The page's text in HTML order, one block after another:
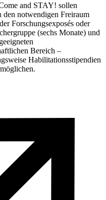
and STAY! sollen
den notwendigen Freiraum
Forschungsexposés oder
(sechs Monate) und
Bereich –
Habilitationsstipendien